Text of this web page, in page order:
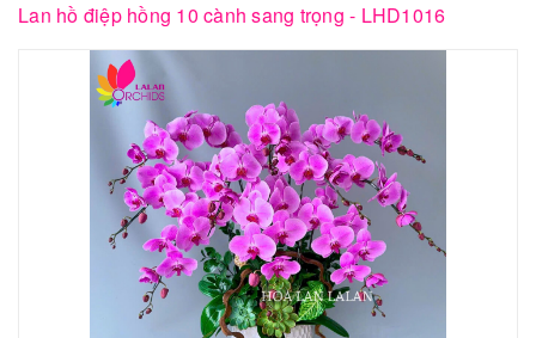
Lan hồ điệp hồng 10 cành sang trọng - LHD1016